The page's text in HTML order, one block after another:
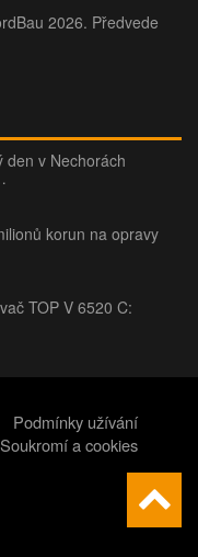
2026. Předvede
den v Nechorách
korun na opravy
TOP V 6520 C:
Podmínky užívání
Soukromí a cookies